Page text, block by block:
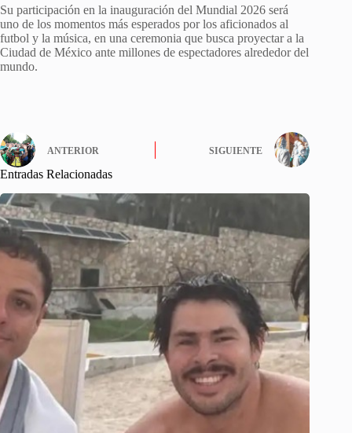
Su participación en la inauguración del Mundial 2026 será
uno de los momentos más esperados por los aficionados al
futbol y la música, en una ceremonia que busca proyectar a la
Ciudad de México ante millones de espectadores alrededor del
mundo.
ANTERIOR SIGUIENTE
Entradas Relacionadas